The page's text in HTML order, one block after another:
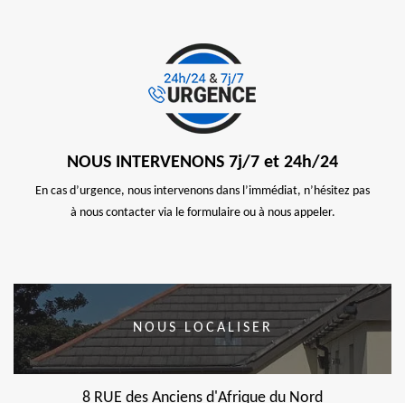
NOUS INTERVENONS 7j/7 et 24h/24
En cas d’urgence, nous intervenons dans l’immédiat, n’hésitez pas
à nous contacter via le formulaire ou à nous appeler.
NOUS LOCALISER
8 RUE des Anciens d'Afrique du Nord